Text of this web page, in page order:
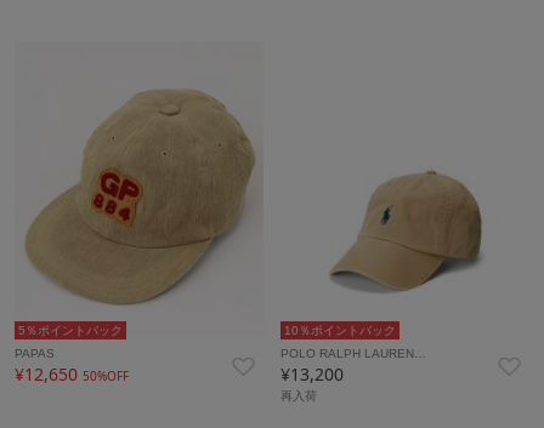
5％ポイントバック
PAPAS
¥12,650 50%OFF
10％ポイントバック
POLO RALPH LAUREN…
¥13,200
再入荷